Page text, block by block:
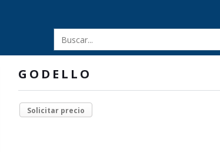
GODELLO
Solicitar precio